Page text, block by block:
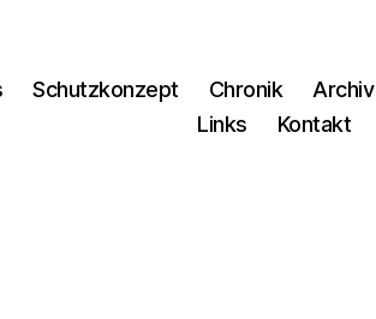
Schutzkonzept Chronik Archiv
Links
Kontakt